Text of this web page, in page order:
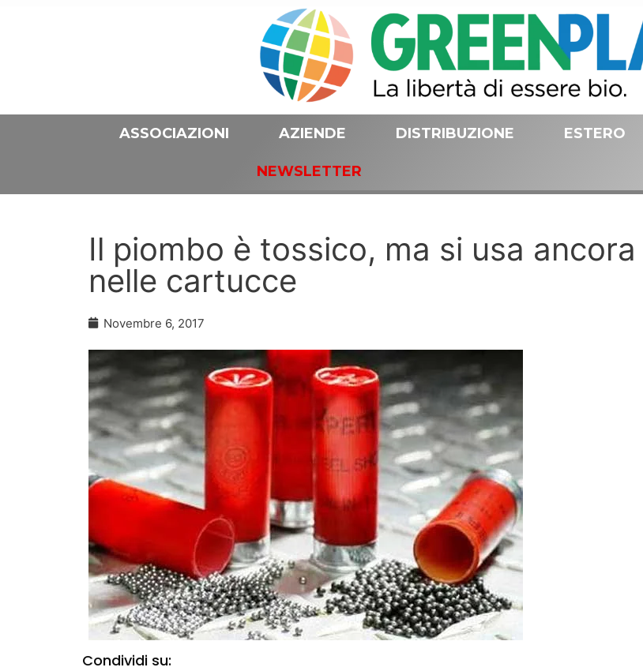
ASSOCIAZIONI AZIENDE DISTRIBUZIONE ESTERO
NEWSLETTER
Il piombo è tossico, ma si usa ancora
nelle cartucce
Novembre 6, 2017
Condividi su: